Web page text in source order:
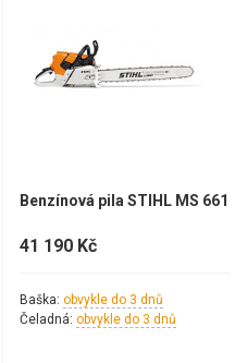
Benzínová pila STIHL MS 661
41 190 Kč
Baška: obvykle do 3 dnů
Čeladná: obvykle do 3 dnů